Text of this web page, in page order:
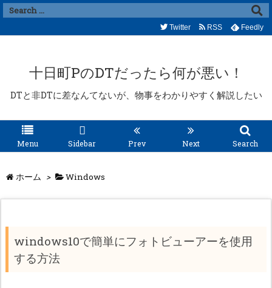
十日町PのDTだったら何が悪い！
DTと非DTに差なんてないが、物事をわかりやすく解説したい
Menu Sidebar Prev Next Search
Twitter RSS Feedly
ホーム > Windows
windows10で簡単にフォトビューアーを使用
する方法